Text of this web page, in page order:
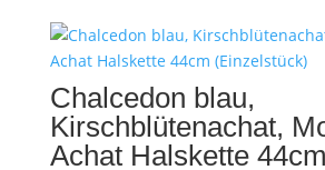
Chalcedon blau,
Kirschblütenachat,
Achat Halskette 44cm